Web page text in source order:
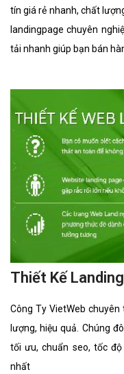
tín giá rẻ nhanh, chất
landingpage chuyên
tải nhanh giúp bạn bán
Thiết Kế
Công Ty VietWeb
lượng, hiệu quả. Chúng
tối ưu, chuẩn seo, tốc
nhất